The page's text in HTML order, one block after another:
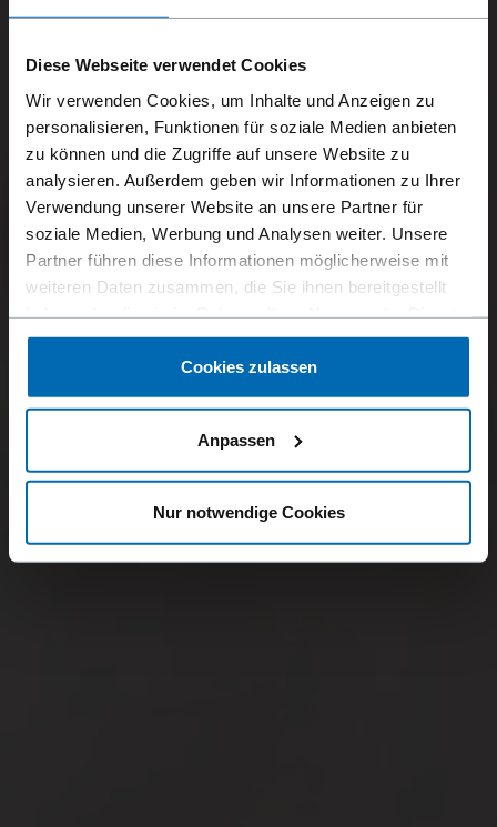
Diese Webseite verwendet Cookies
Wir verwenden Cookies, um Inhalte und Anzeigen zu
personalisieren, Funktionen für soziale Medien anbieten
zu können und die Zugriffe auf unsere Website zu
analysieren. Außerdem geben wir Informationen zu Ihrer
Verwendung unserer Website an unsere Partner für
soziale Medien, Werbung und Analysen weiter. Unsere
Partner führen diese Informationen möglicherweise mit
weiteren Daten zusammen, die Sie ihnen bereitgestellt
gesammelt haben.
Cookies zulassen
Anpassen
Nur notwendige Cookies